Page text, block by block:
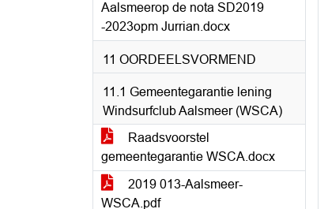
Aalsmeerop de nota SD2019
-2023opm Jurrian.docx
11 OORDEELSVORMEND
11.1 Gemeentegarantie lening
Windsurfclub Aalsmeer (WSCA)
Raadsvoorstel
gemeentegarantie WSCA.docx
2019 013-Aalsmeer-
WSCA.pdf